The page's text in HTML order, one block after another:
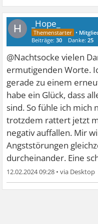
H _Hope_
•
Beiträge:30 Danke:25
@Nachtsocke vielen
ermutigenden Worte.
gerade zu einem
habe ein Glück, dass
sind. So fühle ich mich
trotzdem rattert jetzt
negativ auffallen. Mir
Angststörungen
durcheinander. Eine
12.02.2024 09:28 •